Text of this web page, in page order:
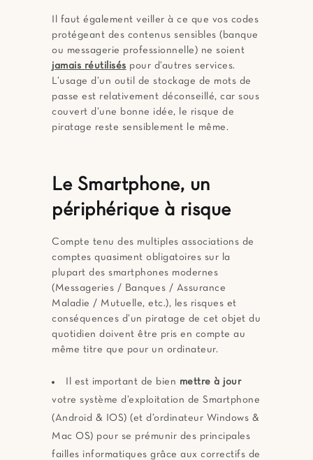
Il faut également veiller à ce que vos codes
protégeant des contenus sensibles (banque
ou messagerie professionnelle) ne soient
jamais réutilisés pour d’autres services.
L’usage d’un outil de stockage de mots de
passe est relativement déconseillé, car sous
couvert d’une bonne idée, le risque de
piratage reste sensiblement le même.
Le Smartphone, un
périphérique à risque
Compte tenu des multiples associations de
comptes quasiment obligatoires sur la
plupart des smartphones modernes
(Messageries / Banques / Assurance
Maladie / Mutuelle, etc.), les risques et
conséquences d’un piratage de cet objet du
quotidien doivent être pris en compte au
même titre que pour un ordinateur.
Il est important de bien mettre à jour
votre système d’exploitation de Smartphone
(Android & IOS) (et d’ordinateur Windows &
Mac OS) pour se prémunir des principales
failles informatiques grâce aux correctifs de